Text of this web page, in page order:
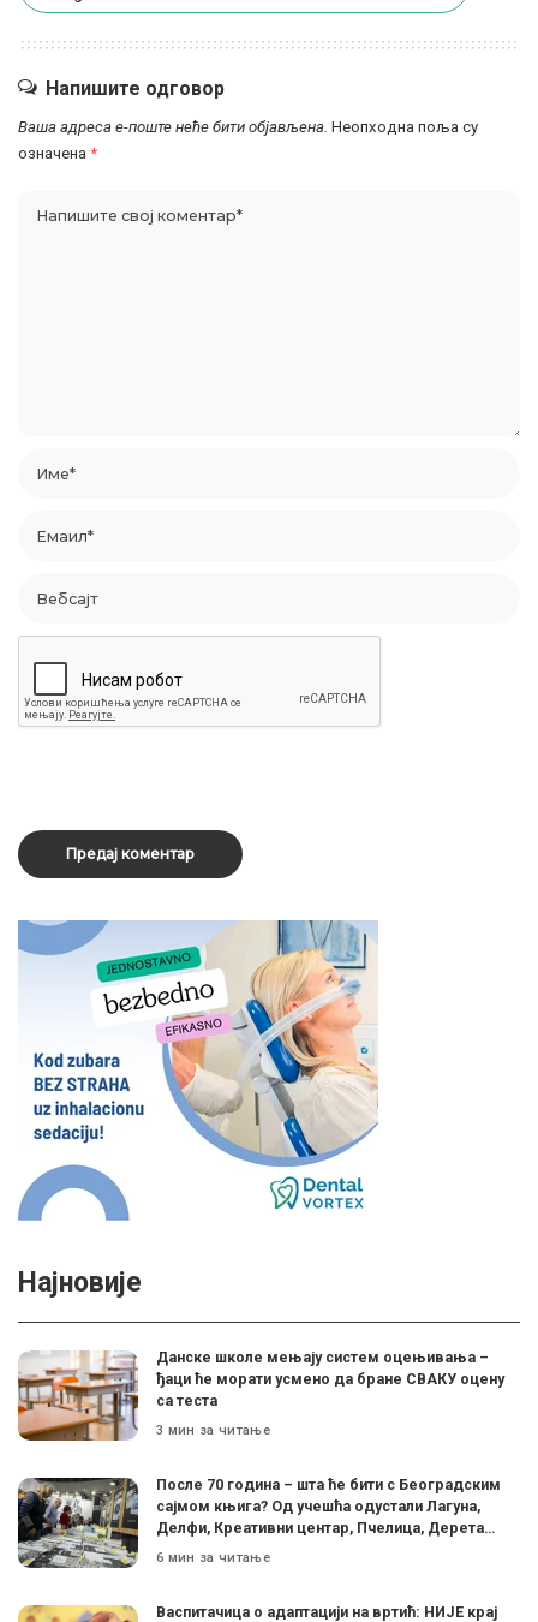
Напишите одговор
Ваша адреса е-поште неће бити објављена. Неопходна поља су
означена *
Најновије
Данске школе мењају систем оцењивања –
ђаци ће морати усмено да бране СВАКУ оцену
са теста
3 мин за читање
После 70 година – шта ће бити с Београдским
сајмом књига? Од учешћа одустали Лагуна,
Делфи, Креативни центар, Пчелица, Дерета…
6 мин за читање
Васпитачица о адаптацији на вртић: НИЈЕ крај